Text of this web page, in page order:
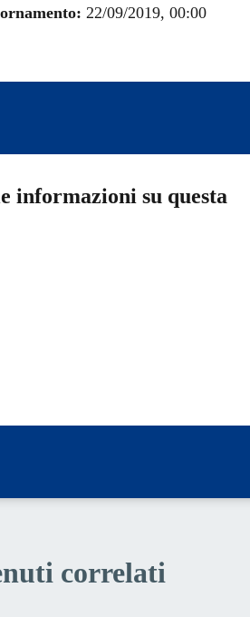
22/09/2019, 00:00
informazioni su questa
correlati